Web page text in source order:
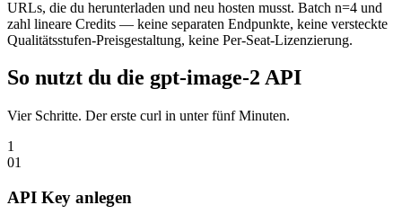
URLs, die du herunterladen und neu hosten musst. Batch n=4 und
zahl lineare Credits — keine separaten Endpunkte, keine versteckte
Qualitätsstufen-Preisgestaltung, keine Per-Seat-Lizenzierung.
So nutzt du die gpt-image-2 API
Vier Schritte. Der erste curl in unter fünf Minuten.
1
01
API Key anlegen